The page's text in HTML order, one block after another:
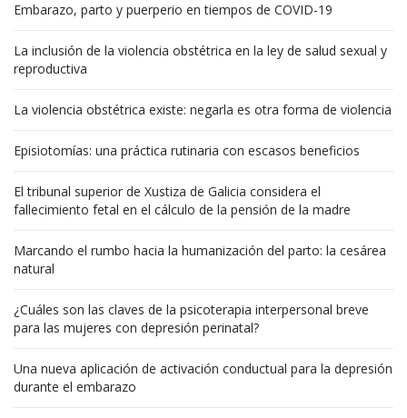
Embarazo, parto y puerperio en tiempos de COVID-19
La inclusión de la violencia obstétrica en la ley de salud sexual y
reproductiva
La violencia obstétrica existe: negarla es otra forma de violencia
Episiotomías: una práctica rutinaria con escasos beneficios
El tribunal superior de Xustiza de Galicia considera el
fallecimiento fetal en el cálculo de la pensión de la madre
Marcando el rumbo hacia la humanización del parto: la cesárea
natural
¿Cuáles son las claves de la psicoterapia interpersonal breve
para las mujeres con depresión perinatal?
Una nueva aplicación de activación conductual para la depresión
durante el embarazo